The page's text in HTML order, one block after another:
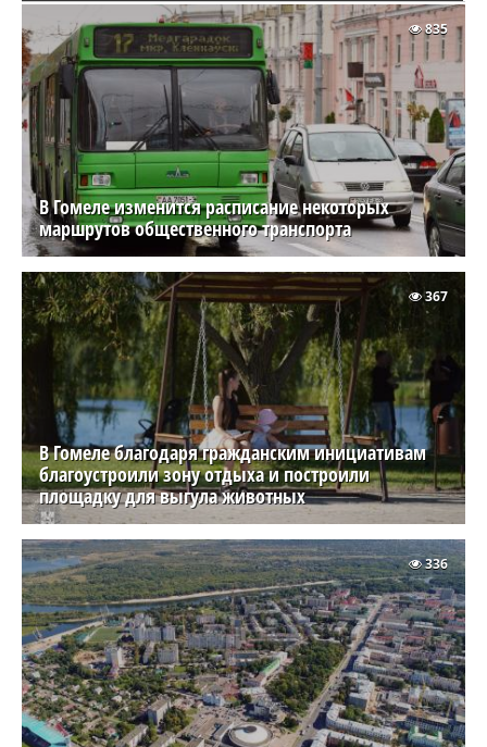
В Гомеле изменится расписание некоторых
маршрутов общественного транспорта
835
В Гомеле благодаря гражданским инициативам
благоустроили зону отдыха и построили
площадку для выгула животных
367
336